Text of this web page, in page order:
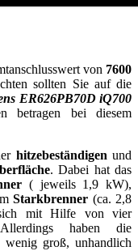
von 7600
sollten Sie auf die
ER626PB70D iQ700
betragen bei diesem
hitzebeständigenund
. Dabei hat das
( jeweils 1,9 kW),
Starkbrenner (ca. 2,8
mit Hilfe von vier
haben die
groß, unhandlich